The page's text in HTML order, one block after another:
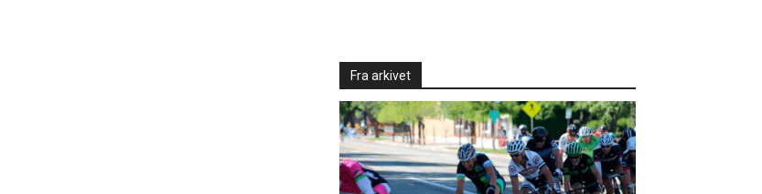
Fra arkivet